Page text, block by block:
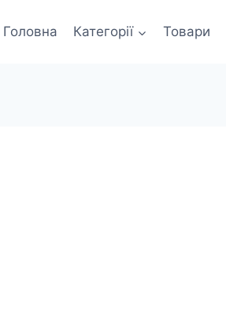
Головна Категорії Товари